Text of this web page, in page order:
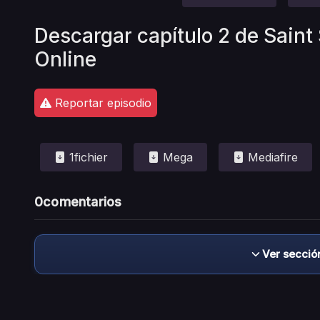
Descargar capítulo 2 de
Online
Reportar episodio
1fichier Mega Mediafire
0comentarios
Ver